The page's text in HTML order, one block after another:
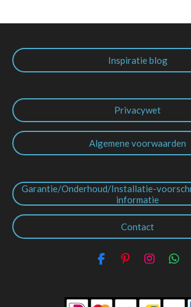
Inspiratie blog
Privacywet
Algemene voorwaarden
Garantie/Onderhoud/Installatie-
informatie
Contact
F
e
P
t
I
t
W
t